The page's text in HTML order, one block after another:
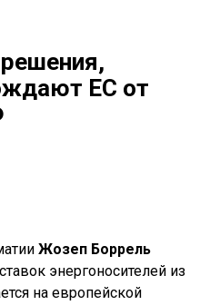
ЕС от
Жозеп Боррель
энергоносителей из
на европейской